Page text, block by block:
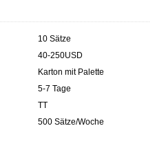
10 Sätze
40-250USD
Karton mit Palette
5-7 Tage
TT
500 Sätze/Woche